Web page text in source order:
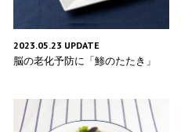
2023.05.23 UPDATE
脳の老化予防に「鯵のたたき」